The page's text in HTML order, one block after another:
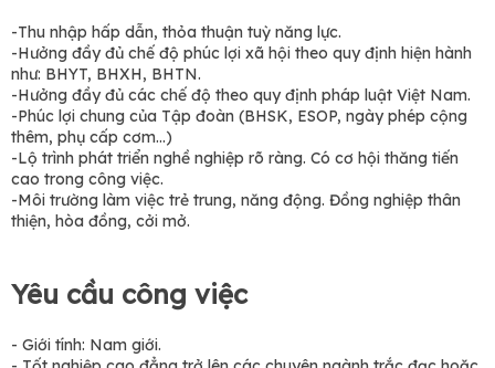
-Thu nhập hấp dẫn, thỏa thuận tuỳ năng lực.
-Hưởng đầy đủ chế độ phúc lợi xã hội theo quy định hiện hành
như: BHYT, BHXH, BHTN.
-Hưởng đầy đủ các chế độ theo quy định pháp luật Việt Nam.
-Phúc lợi chung của Tập đoàn (BHSK, ESOP, ngày phép cộng
thêm, phụ cấp cơm...)
-Lộ trình phát triển nghề nghiệp rõ ràng. Có cơ hội thăng tiến
cao trong công việc.
-Môi trường làm việc trẻ trung, năng động. Đồng nghiệp thân
thiện, hòa đồng, cởi mở.
Yêu cầu công việc
- Giới tính: Nam giới.